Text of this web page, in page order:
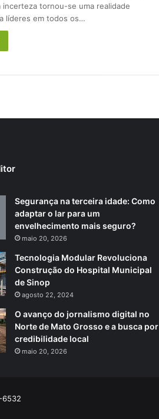
incerteza tornou-se uma realidade
líderes em todos os…
Segurança na terceira idade: Como
adaptar o lar para um
envelhecimento mais seguro?
maio 20, 2026
Tecnologia Modular Revoluciona
Construção do Hospital Municipal
de Sinop
agosto 22, 2024
O avanço do jornalismo digital no
Norte de Mato Grosso e a busca por
credibilidade local
maio 20, 2026
6532